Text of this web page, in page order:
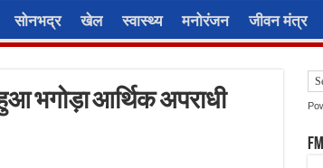
सोनभद्र खेल स्वास्थ्य मनोरंजन जीवन मंत्र
भगोड़ा आर्थिक अपराधी